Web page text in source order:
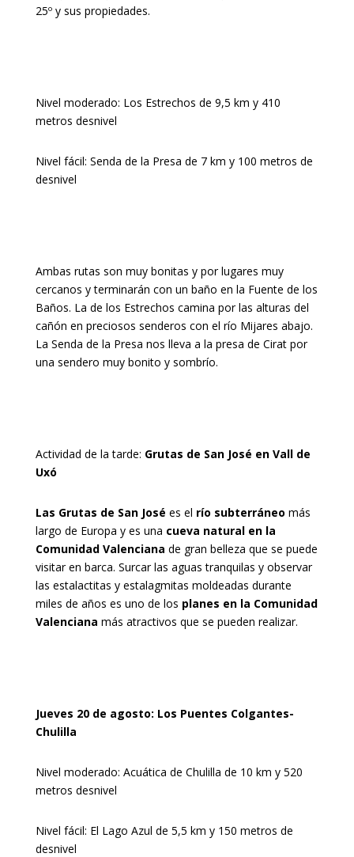
25º y sus propiedades.
Nivel moderado: Los Estrechos de 9,5 km y 410
metros desnivel
Nivel fácil: Senda de la Presa de 7 km y 100 metros de
desnivel
Ambas rutas son muy bonitas y por lugares muy
cercanos y terminarán con un baño en la Fuente de los
Baños. La de los Estrechos camina por las alturas del
cañón en preciosos senderos con el río Mijares abajo.
La Senda de la Presa nos lleva a la presa de Cirat por
una sendero muy bonito y sombrío.
Actividad de la tarde: Grutas de San José en Vall de
Uxó
Las Grutas de San José es el río subterráneo más
largo de Europa y es una cueva natural en la
Comunidad Valenciana de gran belleza que se puede
visitar en barca. Surcar las aguas tranquilas y observar
las estalactitas y estalagmitas moldeadas durante
miles de años es uno de los planes en la Comunidad
Valenciana más atractivos que se pueden realizar.
Jueves 20 de agosto: Los Puentes Colgantes-
Chulilla
Nivel moderado: Acuática de Chulilla de 10 km y 520
metros desnivel
Nivel fácil: El Lago Azul de 5,5 km y 150 metros de
desnivel